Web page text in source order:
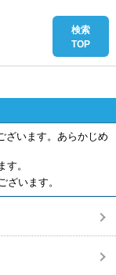
ざいます。あらかじめ
。
います。